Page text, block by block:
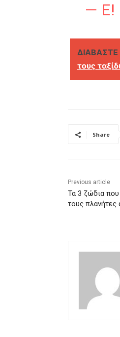
— E!
ΔΙΑΒΑΣΤΕ
τους
Share
Previous article
Τα 3 ζώδια που
τους πλανήτες